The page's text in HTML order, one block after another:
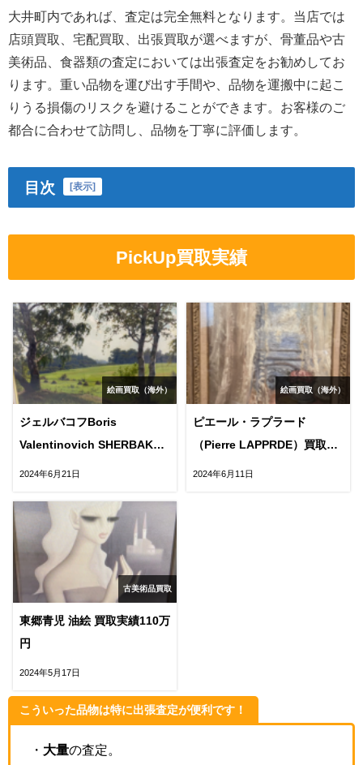
大井町内であれば、査定は完全無料となります。当店では
店頭買取、宅配買取、出張買取が選べますが、骨董品や古
美術品、食器類の査定においては出張査定をお勧めしてお
ります。重い品物を運び出す手間や、品物を運搬中に起こ
りうる損傷のリスクを避けることができます。お客様のご
都合に合わせて訪問し、品物を丁寧に評価します。
目次 [表示]
PickUp買取実績
絵画買取（海外）
ジェルバコフBoris
Valentinovich SHERBAKOV
買取実績68万円
2024年6月21日
絵画買取（海外）
ピエール・ラプラード
（Pierre LAPPRDE）買取実
績7万円
2024年6月11日
古美術品買取
東郷青児 油絵 買取実績110万
円
2024年5月17日
こういった品物は特に出張査定が便利です！
・ 大量の査定。